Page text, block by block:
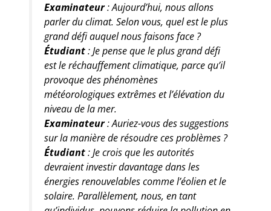
Examinateur: Aujourd’hui, nous allons
parler du climat. Selon vous, quel est le plus
grand défi auquel nous faisons face ?
Étudiant: Je pense que le plus grand défi
est le réchauffement climatique, parce qu’il
provoque des phénomènes
météorologiques extrêmes et l’élévation du
niveau de la mer.
Examinateur: Auriez-vous des suggestions
sur la manière de résoudre ces problèmes ?
Étudiant: Je crois que les autorités
devraient investir davantage dans les
énergies renouvelables comme l’éolien et le
solaire. Parallèlement, nous, en tant